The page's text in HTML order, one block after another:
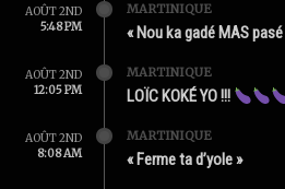
AOÛT 2ND
5:48 PM
MARTINIQUE
« Nou ka gadé MAS pasé
AOÛT 2ND
12:05 PM
MARTINIQUE
LOÏC KOKÉ YO !!!
AOÛT 2ND
8:08 AM
MARTINIQUE
« Ferme ta d’yole »